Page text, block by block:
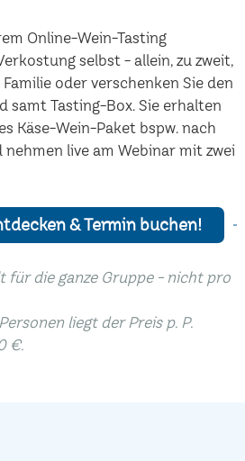
Online-Wein-Tasting
selbst - allein, zu zweit,
oder verschenken Sie den
samt Tasting-Box. Sie erhalten
Käse-Wein-Paket bspw. nach
live am Webinar mit zwei
& Termin buchen!
für die ganze Gruppe - nicht pro
liegt der Preis p. P.
€.